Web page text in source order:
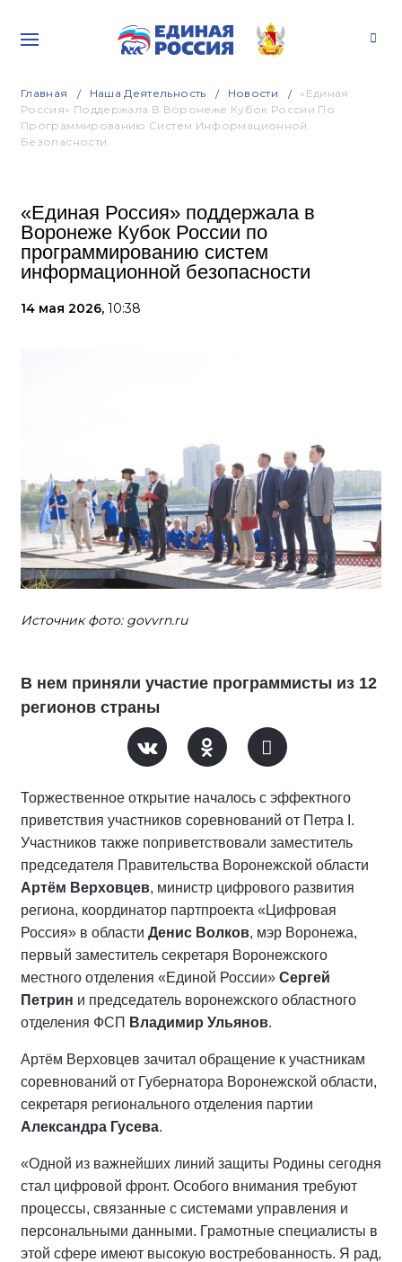
Главная Наша Деятельность Новости
«Единая
Россия» Поддержала В Воронеже Кубок России По
Программированию Систем Информационной
Безопасности
«Единая Россия» поддержала в
Воронеже Кубок России по
программированию систем
информационной безопасности
14 мая 2026, 10:38
Источник фото: govvrn.ru
В нем приняли участие программисты из 12
регионов страны
Торжественное открытие началось с эффектного
приветствия участников соревнований от Петра I.
Участников также поприветствовали заместитель
председателя Правительства Воронежской области
Артём Верховцев, министр цифрового развития
региона, координатор партпроекта «Цифровая
Россия» в области Денис Волков, мэр Воронежа,
первый заместитель секретаря Воронежского
местного отделения «Единой России» Сергей
Петрин и председатель воронежского областного
отделения ФСП Владимир Ульянов.
Артём Верховцев зачитал обращение к участникам
соревнований от Губернатора Воронежской области,
секретаря регионального отделения партии
Александра Гусева.
«Одной из важнейших линий защиты Родины сегодня
стал цифровой фронт. Особого внимания требуют
процессы, связанные с системами управления и
персональными данными. Грамотные специалисты в
этой сфере имеют высокую востребованность. Я рад,